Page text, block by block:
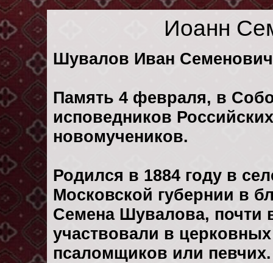
Иоанн
Шувалов Иван
Память 4 февраля, в
исповедников
новомучеников.
Родился в 1884 году в
Московской губернии в
Семена Шувалова, почти
участвовали в
псаломщиков или певчих.